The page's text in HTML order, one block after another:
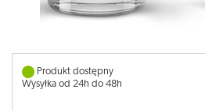
Produkt dostępny
Wysyłka od 24h do 48h